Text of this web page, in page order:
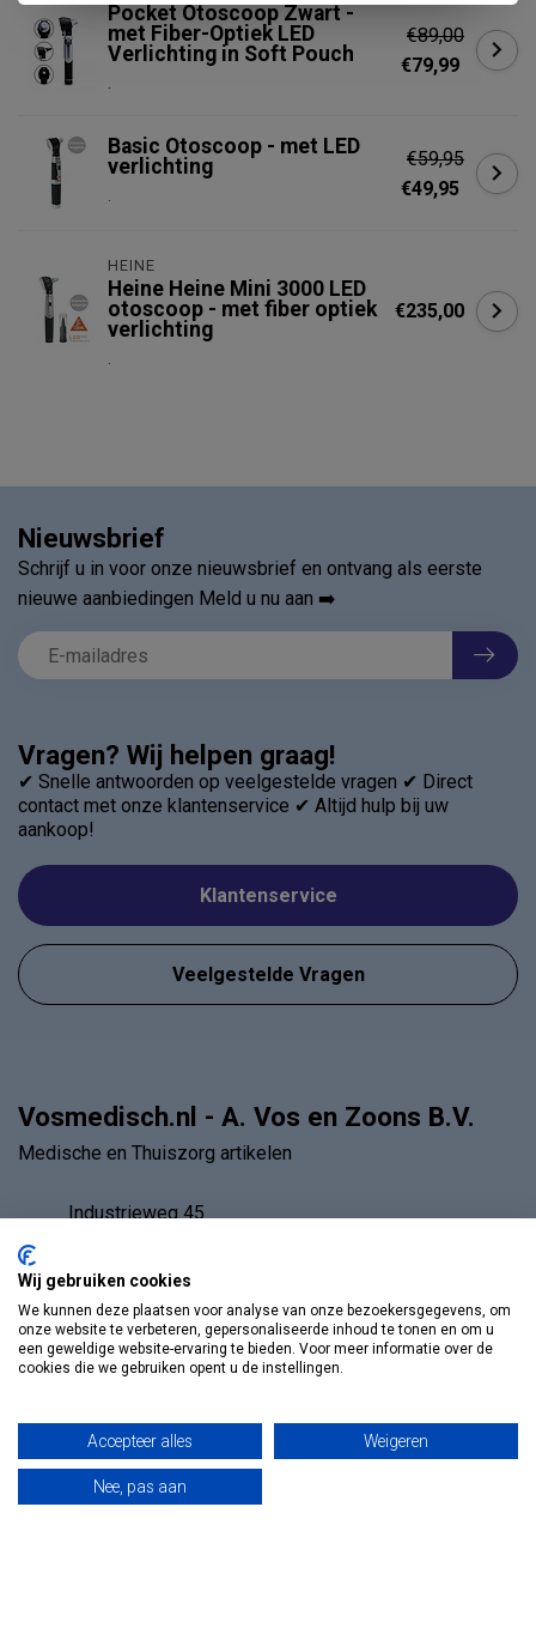
Pocket Otoscoop Zwart -
met Fiber-Optiek LED
Verlichting in Soft Pouch
.
€89,00
€79,99
Basic Otoscoop - met LED
verlichting
.
€59,95
€49,95
HEINE
Heine Heine Mini 3000 LED
otoscoop - met fiber optiek
verlichting
.
€235,00
Vragen? Wij helpen graag!
✔ Snelle antwoorden op veelgestelde vragen ✔ Direct
contact met onze klantenservice ✔ Altijd hulp bij uw
aankoop!
Klantenservice
Veelgestelde Vragen
Nieuwsbrief
Schrijf u in voor onze nieuwsbrief en ontvang als eerste
nieuwe aanbiedingen Meld u nu aan ➡️
Vosmedisch.nl - A. Vos en Zoons B.V.
Medische en Thuiszorg artikelen
Industrieweg 45
Nederland - Bezoek alléén op afspraak
020-6942379
KVK nummer:85989010
Wij gebruiken cookies
We kunnen deze plaatsen voor analyse van onze bezoekersgegevens, om
onze website te verbeteren, gepersonaliseerde inhoud te tonen en om u
een geweldige website-ervaring te bieden. Voor meer informatie over de
cookies die we gebruiken opent u de instellingen.
Accepteer alles Weigeren
Nee, pas aan